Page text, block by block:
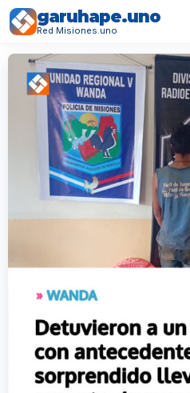
garuhape.uno
Red Misiones.uno